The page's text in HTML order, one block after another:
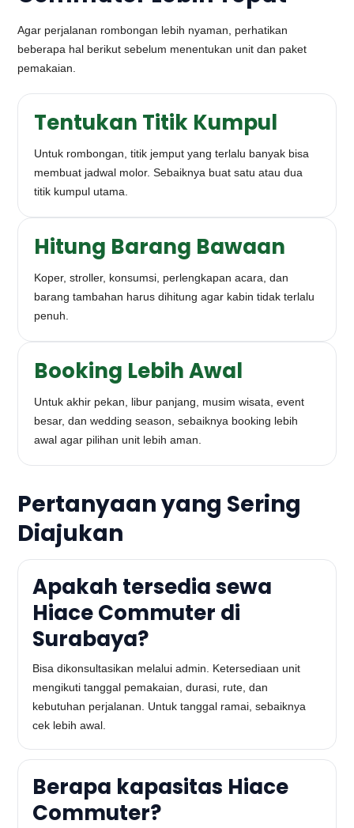
Agar perjalanan rombongan lebih nyaman, perhatikan
beberapa hal berikut sebelum menentukan unit dan paket
pemakaian.
Tentukan Titik Kumpul
Untuk rombongan, titik jemput yang terlalu banyak bisa
membuat jadwal molor. Sebaiknya buat satu atau dua
titik kumpul utama.
Hitung Barang Bawaan
Koper, stroller, konsumsi, perlengkapan acara, dan
barang tambahan harus dihitung agar kabin tidak terlalu
penuh.
Booking Lebih Awal
Untuk akhir pekan, libur panjang, musim wisata, event
besar, dan wedding season, sebaiknya booking lebih
awal agar pilihan unit lebih aman.
Pertanyaan yang Sering
Diajukan
Apakah tersedia sewa
Hiace Commuter di
Surabaya?
Bisa dikonsultasikan melalui admin. Ketersediaan unit
mengikuti tanggal pemakaian, durasi, rute, dan
kebutuhan perjalanan. Untuk tanggal ramai, sebaiknya
cek lebih awal.
Berapa kapasitas Hiace
Commuter?